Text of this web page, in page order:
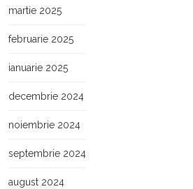
martie 2025
februarie 2025
ianuarie 2025
decembrie 2024
noiembrie 2024
septembrie 2024
august 2024